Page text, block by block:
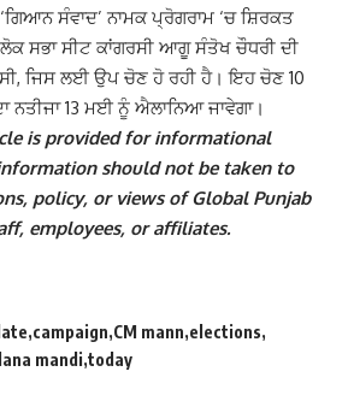
ਸੰਵਾਦ’ ਨਾਮਕ ਪ੍ਰੋਗਰਾਮ ‘ਚ ਸ਼ਿਰਕਤ
ਸਭਾ ਸੀਟ ਕਾਂਗਰਸੀ ਆਗੂ ਸੰਤੋਖ ਚੌਧਰੀ ਦੀ
ਜਿਸ ਲਈ ਉਪ ਚੋਣ ਹੋ ਰਹੀ ਹੈ। ਇਹ ਚੋਣ 10
13 ਮਈ ਨੂੰ ਐਲਾਨਿਆ ਜਾਵੇਗਾ।
is provided for informational
should not be taken to
policy, or views of Global Punjab
employees, or affiliates.
campaign CM mann elections
mandi today